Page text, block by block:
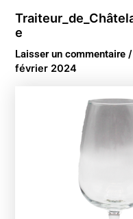
e
Laisser un commentaire
février 2024